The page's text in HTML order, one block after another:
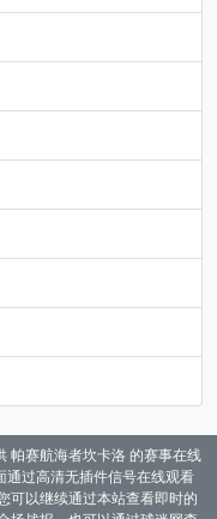
帕赛航海者坎卡洛 的赛事在线
通过高清无插件信号在线观看
可以继续通过本站查看即时的